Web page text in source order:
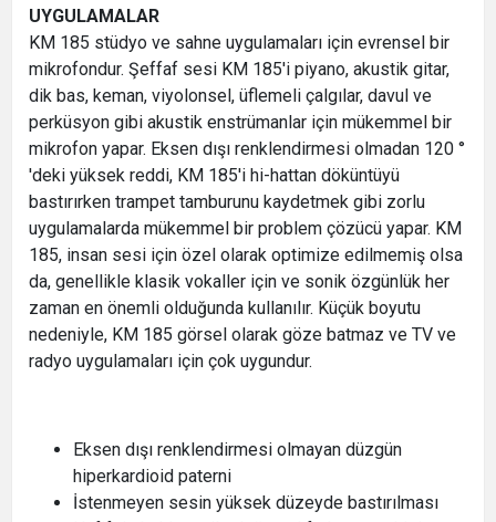
UYGULAMALAR
KM 185 stüdyo ve sahne uygulamaları için evrensel bir
mikrofondur. Şeffaf sesi KM 185'i piyano, akustik gitar,
dik bas, keman, viyolonsel, üflemeli çalgılar, davul ve
perküsyon gibi akustik enstrümanlar için mükemmel bir
mikrofon yapar. Eksen dışı renklendirmesi olmadan 120 °
'deki yüksek reddi, KM 185'i hi-hattan döküntüyü
bastırırken trampet tamburunu kaydetmek gibi zorlu
uygulamalarda mükemmel bir problem çözücü yapar. KM
185, insan sesi için özel olarak optimize edilmemiş olsa
da, genellikle klasik vokaller için ve sonik özgünlük her
zaman en önemli olduğunda kullanılır. Küçük boyutu
nedeniyle, KM 185 görsel olarak göze batmaz ve TV ve
radyo uygulamaları için çok uygundur.
Eksen dışı renklendirmesi olmayan düzgün
hiperkardioid paterni
İstenmeyen sesin yüksek düzeyde bastırılması